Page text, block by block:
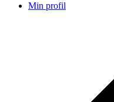
Min profil